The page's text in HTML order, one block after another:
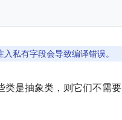
私有字段会导致编译错误。
类是抽象类，则它们不需要